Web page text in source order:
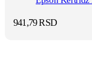
941,79RSD